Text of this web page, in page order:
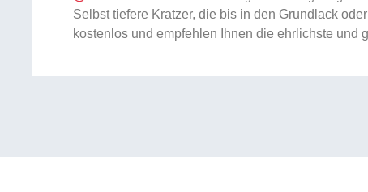
Selbst tiefere Kratzer, die bis in den Grundlack
kostenlos und empfehlen Ihnen die ehrlichste und